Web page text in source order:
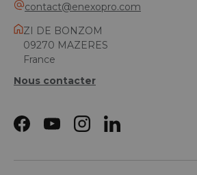
contact@enexopro.com
ZI DE BONZOM
09270 MAZERES
France
Nous contacter
Facebook
YouTubeInstagramLinkedIn